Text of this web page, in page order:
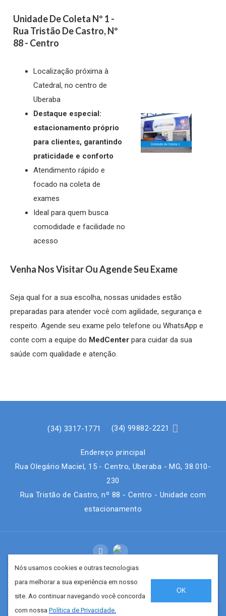
Unidade De Coleta Nº 1 -
Rua Tristão De Castro, Nº
88 - Centro
Localização próxima à
Catedral, no centro de
Uberaba
Destaque especial:
estacionamento próprio
para clientes, garantindo
praticidade e conforto
Atendimento rápido e
focado na coleta de
exames
Ideal para quem busca
comodidade e facilidade no
acesso
Venha Nos Visitar Ou Agende Seu Exame
Seja qual for a sua escolha, nossas unidades estão
preparadas para atender você com agilidade, segurança e
respeito. Agende seu exame pelo telefone ou WhatsApp e
conte com a equipe do MedCenter para cuidar da sua
saúde com qualidade e atenção.
(34) 3317-1771 (34) 99882-2221 
Endereço principal
Rua Olegário Maciel, 15 - Centro, Uberaba - MG, 38.010-
230
Rua Tristão de Castro, nº 88 - Centro - Unidade com
estacionamento

Copyright © 2026 - Laboratório de analises clinicas
Medcenter LTDA -Desenvolvido porConstrusite Brasil-
Criação de Sites
Nós usamos cookies e outras tecnologias
para melhorar a sua experiência em nosso
site. Ao continuar navegando você concorda
com nossa Política de Privacidade.
OK